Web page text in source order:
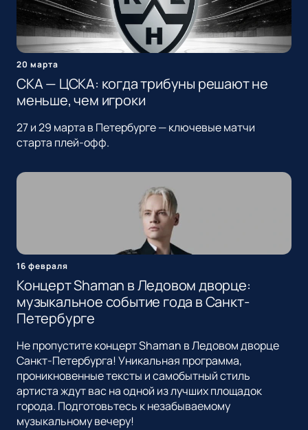
20 марта
СКА — ЦСКА: когда трибуны решают не
меньше, чем игроки
27 и 29 марта в Петербурге — ключевые матчи
старта плей-офф.
16 февраля
Концерт Shaman в Ледовом дворце:
музыкальное событие года в Санкт-
Петербурге
Не пропустите концерт Shaman в Ледовом дворце
Санкт-Петербурга! Уникальная программа,
проникновенные тексты и самобытный стиль
артиста ждут вас на одной из лучших площадок
города. Подготовьтесь к незабываемому
музыкальному вечеру!